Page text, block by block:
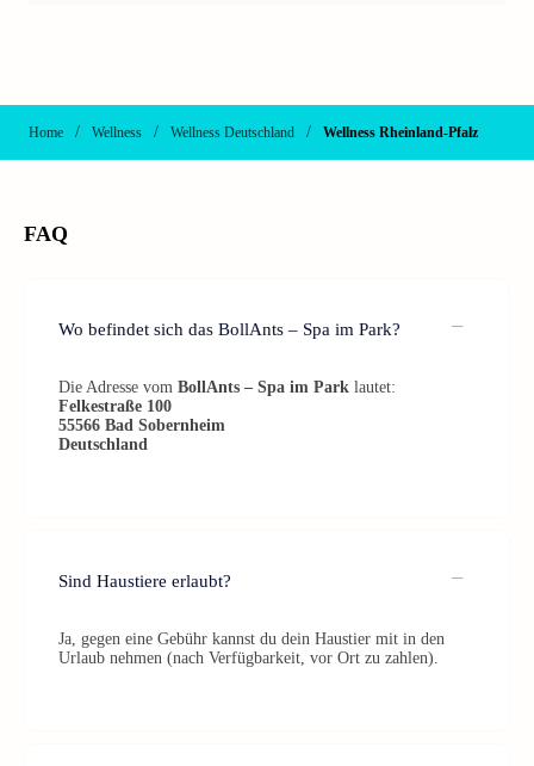
Home / Wellness / Wellness Deutschland / Wellness Rheinland-Pfalz
FAQ
Wo befindet sich das BollAnts – Spa im Park?
Die Adresse vom BollAnts – Spa im Park lautet:
Felkestraße 100
55566 Bad Sobernheim
Deutschland
Sind Haustiere erlaubt?
Ja, gegen eine Gebühr kannst du dein Haustier mit in den
Urlaub nehmen (nach Verfügbarkeit, vor Ort zu zahlen).